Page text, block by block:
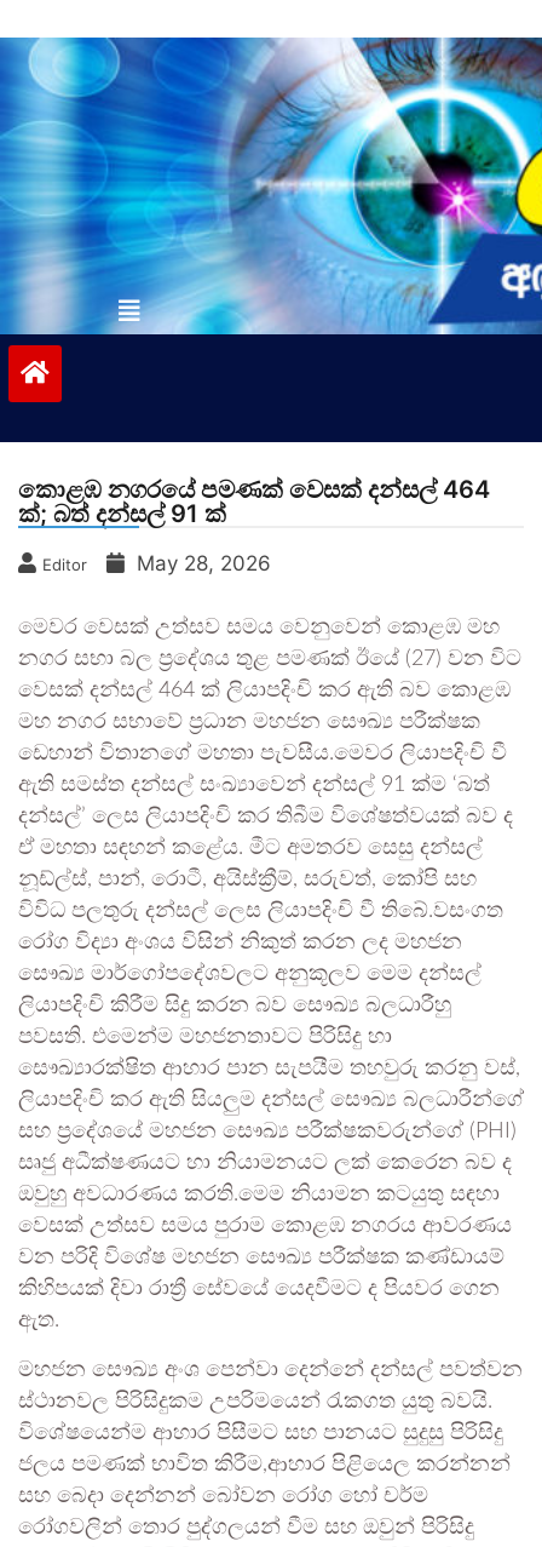
to
contentvinivida.lk
කොළඹ නගරයේ පමණක් වෙසක් දන්සල් 464
ක්; බත් දන්සල් 91 ක්
Editor May 28, 2026
මෙවර වෙසක් උත්සව සමය වෙනුවෙන් කොළඹ මහ
නගර සභා බල ප්‍රදේශය තුළ පමණක් ඊයේ (27) වන විට
වෙසක් දන්සල් 464 ක් ලියාපදිංචි කර ඇති බව කොළඹ
මහ නගර සභාවේ ප්‍රධාන මහජන සෞඛ්‍ය පරීක්ෂක
ඩෙහාන් විතානගේ මහතා පැවසීය.මෙවර ලියාපදිංචි වී
ඇති සමස්ත දන්සල් සංඛ්‍යාවෙන් දන්සල් 91 ක්ම ‘බත්
දන්සල්’ ලෙස ලියාපදිංචි කර තිබීම විශේෂත්වයක් බව ද
ඒ මහතා සඳහන් කළේය. මීට අමතරව සෙසු දන්සල්
නූඩ්ල්ස්, පාන්, රොටී, අයිස්ක්‍රීම්, සරුවත්, කෝපි සහ
විවිධ පලතුරු දන්සල් ලෙස ලියාපදිංචි වී තිබේ.වසංගත
රෝග විද්‍යා අංශය විසින් නිකුත් කරන ලද මහජන
සෞඛ්‍ය මාර්ගෝපදේශවලට අනුකූලව මෙම දන්සල්
ලියාපදිංචි කිරීම සිදු කරන බව සෞඛ්‍ය බලධාරීහු
පවසති. එමෙන්ම මහජනතාවට පිරිසිදු හා
සෞඛ්‍යාරක්ෂිත ආහාර පාන සැපයීම තහවුරු කරනු වස්,
ලියාපදිංචි කර ඇති සියලුම දන්සල් සෞඛ්‍ය බලධාරීන්ගේ
සහ ප්‍රදේශයේ මහජන සෞඛ්‍ය පරීක්ෂකවරුන්ගේ (PHI)
සෘජු අධීක්ෂණයට හා නියාමනයට ලක් කෙරෙන බව ද
ඔවුහු අවධාරණය කරති.මෙම නියාමන කටයුතු සඳහා
වෙසක් උත්සව සමය පුරාම කොළඹ නගරය ආවරණය
වන පරිදි විශේෂ මහජන සෞඛ්‍ය පරීක්ෂක කණ්ඩායම්
කිහිපයක් දිවා රාත්‍රී සේවයේ යෙදවීමට ද පියවර ගෙන
ඇත.
මහජන සෞඛ්‍ය අංශ පෙන්වා දෙන්නේ දන්සල් පවත්වන
ස්ථානවල පිරිසිදුකම උපරිමයෙන් රැකගත යුතු බවයි.
විශේෂයෙන්ම ආහාර පිසීමට සහ පානයට සුදුසු පිරිසිදු
ජලය පමණක් භාවිත කිරීම,ආහාර පිළියෙල කරන්නන්
සහ බෙදා දෙන්නන් බෝවන රෝග හෝ චර්ම
රෝගවලින් තොර පුද්ගලයන් වීම සහ ඔවුන් පිරිසිදු